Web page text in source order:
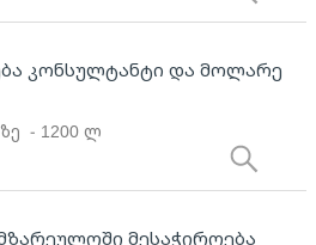
კონსულტანტი და მოლარე
- 1200 ლ
მესაჭიროება